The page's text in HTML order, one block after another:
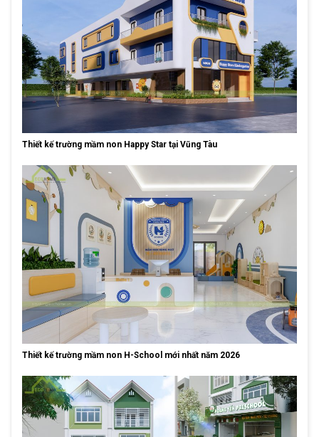
Thiết kế trường mầm non Happy Star tại Vũng Tàu
Thiết kế trường mầm non H-School mới nhất năm 2026